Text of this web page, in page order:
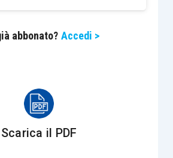
anaerobicome il
colpevole della maggior
alimentari.
abbonato? Accedi >
Scarica il PDF